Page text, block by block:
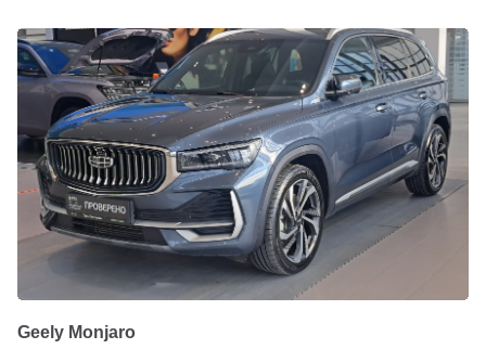
Geely Monjaro